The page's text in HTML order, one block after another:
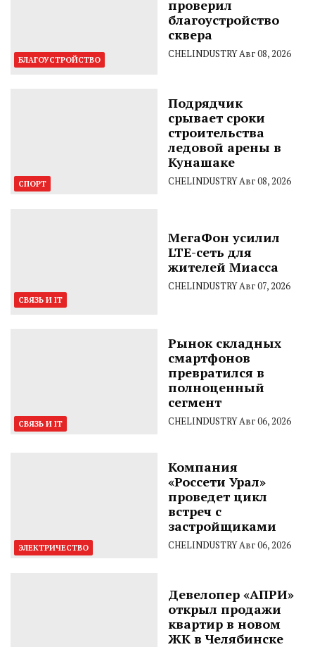
БЛАГОУСТРОЙСТВО
проверил
благоустройство
сквера
CHELINDUSTRYАвг 08, 2026
СПОРТ
Подрядчик
срывает сроки
строительства
ледовой арены в
Кунашаке
CHELINDUSTRYАвг 08, 2026
СВЯЗЬ И IT
МегаФон усилил
LTE-сеть для
жителей Миасса
CHELINDUSTRYАвг 07, 2026
СВЯЗЬ И IT
Рынок складных
смартфонов
превратился в
полноценный
сегмент
CHELINDUSTRYАвг 06, 2026
ЭЛЕКТРИЧЕСТВО
Компания
«Россети Урал»
проведет цикл
встреч с
застройщиками
CHELINDUSTRYАвг 06, 2026
Девелопер «АПРИ»
открыл продажи
квартир в новом
ЖК в Челябинске